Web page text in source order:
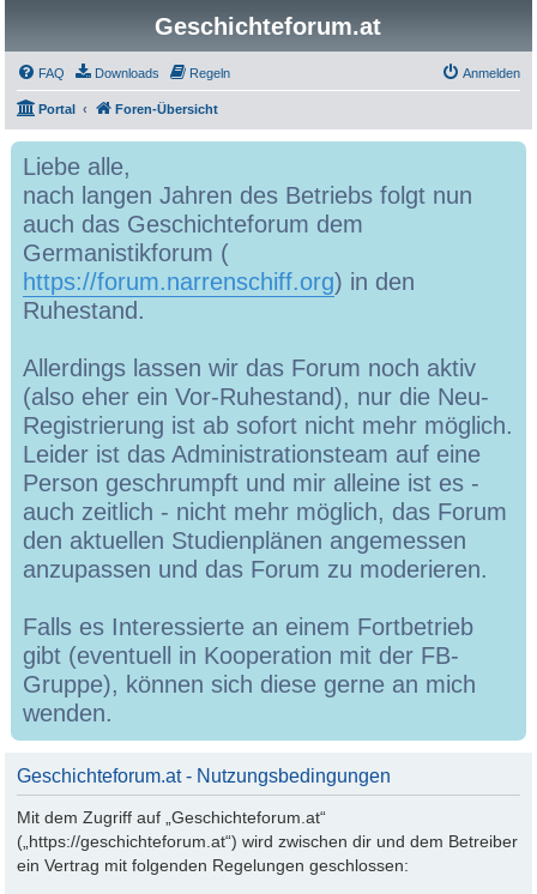
Geschichteforum.at
FAQ Downloads Regeln Anmelden
Portal Foren-Übersicht
Liebe alle,
nach langen Jahren des Betriebs folgt nun
auch das Geschichteforum dem
Germanistikforum (
https://forum.narrenschiff.org) in den
Ruhestand.
Allerdings lassen wir das Forum noch aktiv
(also eher ein Vor-Ruhestand), nur die Neu-
Registrierung ist ab sofort nicht mehr möglich.
Leider ist das Administrationsteam auf eine
Person geschrumpft und mir alleine ist es -
auch zeitlich - nicht mehr möglich, das Forum
den aktuellen Studienplänen angemessen
anzupassen und das Forum zu moderieren.
Falls es Interessierte an einem Fortbetrieb
gibt (eventuell in Kooperation mit der FB-
Gruppe), können sich diese gerne an mich
wenden.
Geschichteforum.at - Nutzungsbedingungen
Mit dem Zugriff auf „Geschichteforum.at“
(„https://geschichteforum.at“) wird zwischen dir und dem Betreiber
ein Vertrag mit folgenden Regelungen geschlossen: